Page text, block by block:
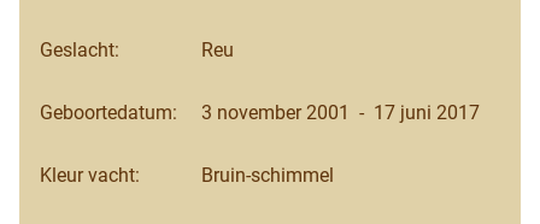
Geslacht: Reu
Geboortedatum: 3 november 2001 - 17 juni 2017
Kleur vacht: Bruin-schimmel